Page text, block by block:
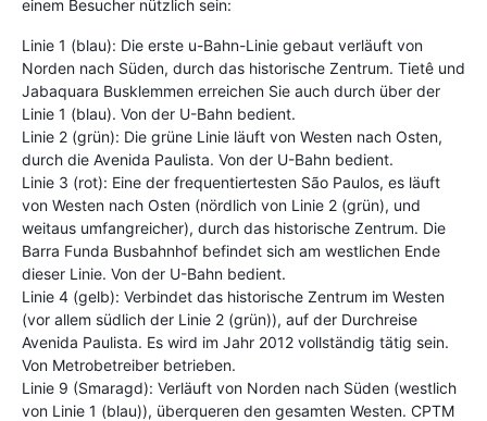
einem Besucher nützlich sein:
Linie 1 (blau): Die erste u-Bahn-Linie gebaut verläuft von
Norden nach Süden, durch das historische Zentrum. Tietê und
Jabaquara Busklemmen erreichen Sie auch durch über der
Linie 1 (blau). Von der U-Bahn bedient.
Linie 2 (grün): Die grüne Linie läuft von Westen nach Osten,
durch die Avenida Paulista. Von der U-Bahn bedient.
Linie 3 (rot): Eine der frequentiertesten São Paulos, es läuft
von Westen nach Osten (nördlich von Linie 2 (grün), und
weitaus umfangreicher), durch das historische Zentrum. Die
Barra Funda Busbahnhof befindet sich am westlichen Ende
dieser Linie. Von der U-Bahn bedient.
Linie 4 (gelb): Verbindet das historische Zentrum im Westen
(vor allem südlich der Linie 2 (grün)), auf der Durchreise
Avenida Paulista. Es wird im Jahr 2012 vollständig tätig sein.
Von Metrobetreiber betrieben.
Linie 9 (Smaragd): Verläuft von Norden nach Süden (westlich
von Linie 1 (blau)), überqueren den gesamten Westen. CPTM